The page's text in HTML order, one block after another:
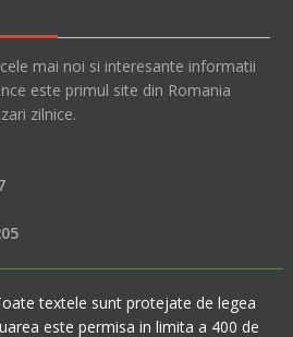
mai noi si interesante informatii
este primul site din Romania
zilnice.
textele sunt protejate de legea
este permisa in limita a 400 de